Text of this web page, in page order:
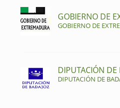
GOBIERNO DE
GOBIERNO DE
DIPUTACIÓN DE
DIPUTACIÓN DE